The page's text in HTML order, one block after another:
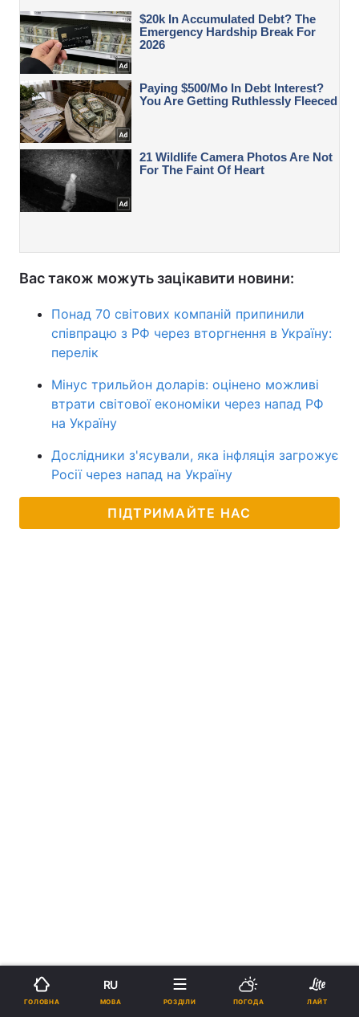
Вас також можуть зацікавити новини:
Понад 70 світових компаній припинили
співпрацю з РФ через вторгнення в Україну:
перелік
Мінус трильйон доларів: оцінено можливі
втрати світової економіки через напад РФ
на Україну
Дослідники з'ясували, яка інфляція загрожує
Росії через напад на Україну
ПІДТРИМАЙТЕ НАС
ГОЛОВНА
RU
МОВА РОЗДІЛИ ПОГОДА ЛАЙТ